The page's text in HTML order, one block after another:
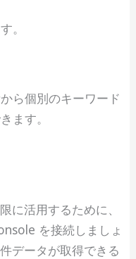
。
ら個別のキーワード
ます。
活用するために、
を接続しましょ
データが取得できる